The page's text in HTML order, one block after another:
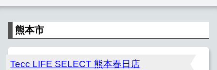
熊本市
Tecc LIFE SELECT 熊本春日店